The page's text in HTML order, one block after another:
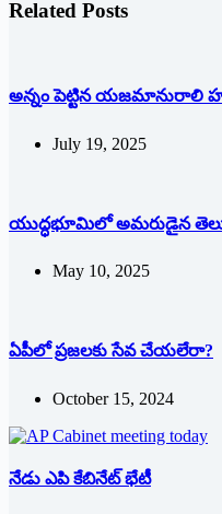
Related Posts
అన్నం పెట్టిన యజమానురాలి
July 19, 2025
యుద్ధభూమిలో అమరుడైన
May 10, 2025
ఏపీలో ప్రజలకు సేవ చేయలేరా?
October 15, 2024
నేడు ఎపి కేబినేట్‌ భేటీ